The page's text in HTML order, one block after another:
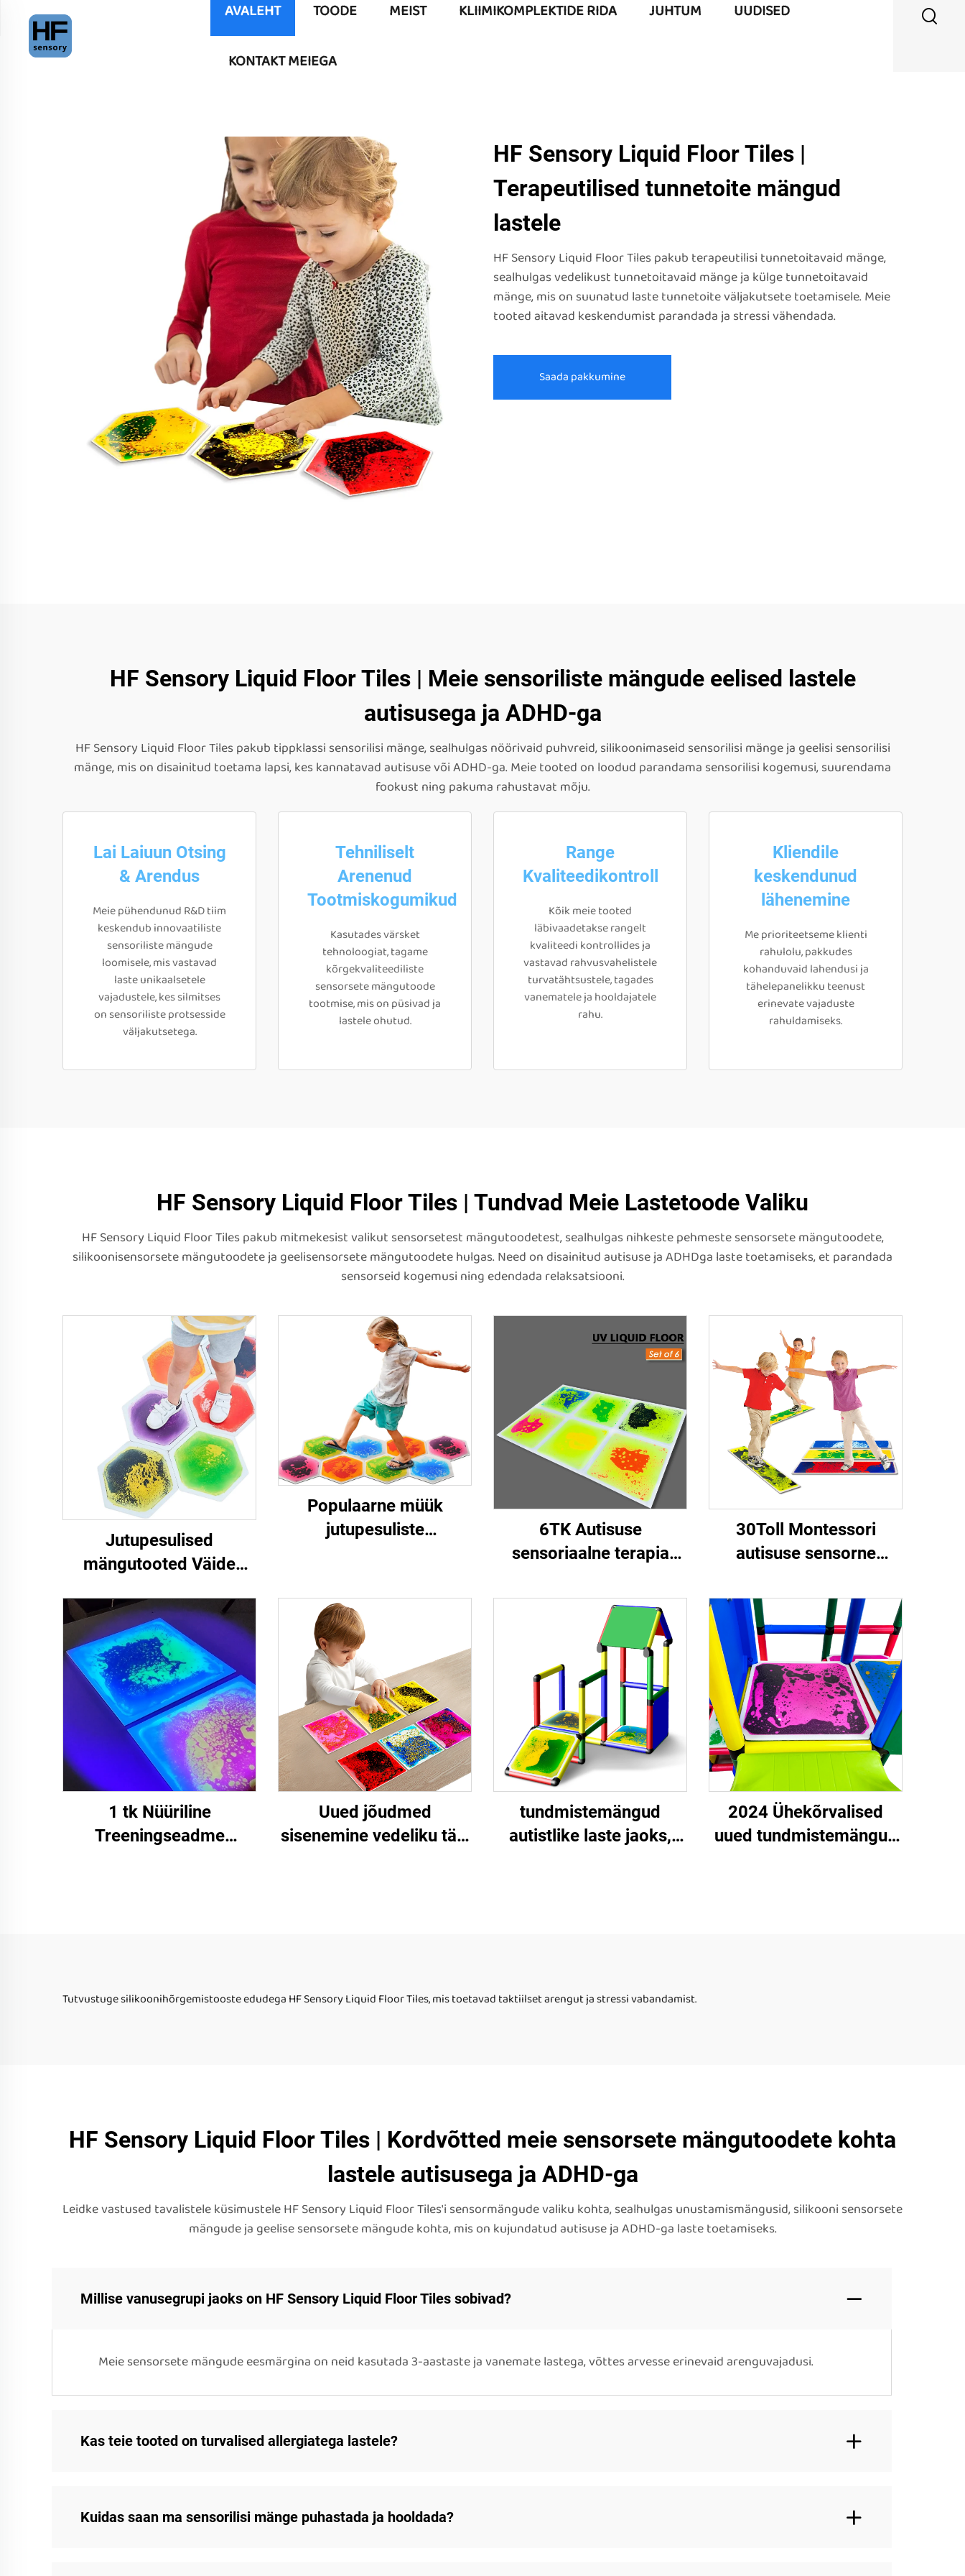
AVALEHT TOODE MEIST KLIIMIKOMPLEKTIDE RIDA JUHTUM UUDISED
KONTAKT MEIEGA
HF Sensory Liquid Floor Tiles |
Terapeutilised tunnetoite mängud
lastele
HF Sensory Liquid Floor Tiles pakub terapeutilisi tunnetoitavaid mänge,
sealhulgas vedelikust tunnetoitavaid mänge ja külge tunnetoitavaid
mänge, mis on suunatud laste tunnetoite väljakutsete toetamisele. Meie
tooted aitavad keskendumist parandada ja stressi vähendada.
Saada pakkumine
HF Sensory Liquid Floor Tiles | Meie sensoriliste mängude eelised lastele
autisusega ja ADHD-ga
HF Sensory Liquid Floor Tiles pakub tippklassi sensorilisi mänge, sealhulgas nöörivaid puhvreid, silikoonimaseid sensorilisi mänge ja geelisi sensorilisi
mänge, mis on disainitud toetama lapsi, kes kannatavad autisuse või ADHD-ga. Meie tooted on loodud parandama sensorilisi kogemusi, suurendama
fookust ning pakuma rahustavat mõju.
Lai Laiuun Otsing
& Arendus
Meie pühendunud R&D tiim
keskendub innovaatiliste
sensoriliste mängude
loomisele, mis vastavad
laste unikaalsetele
vajadustele, kes silmitses
on sensoriliste protsesside
väljakutsetega.
Tehniliselt
Arenenud
Tootmiskogumikud
Kasutades värsket
tehnoloogiat, tagame
kõrgekvaliteediliste
sensorsete mängutoode
tootmise, mis on püsivad ja
lastele ohutud.
Range
Kvaliteedikontroll
Kõik meie tooted
läbivaadetakse rangelt
kvaliteedi kontrollides ja
vastavad rahvusvahelistele
turvatähtsustele, tagades
vanematele ja hooldajatele
rahu.
Kliendile
keskendunud
lähenemine
Me prioriteetseme klienti
rahulolu, pakkudes
kohanduvaid lahendusi ja
tähelepanelikku teenust
erinevate vajaduste
rahuldamiseks.
HF Sensory Liquid Floor Tiles | Tundvad Meie Lastetoode Valiku
HF Sensory Liquid Floor Tiles pakub mitmekesist valikut sensorsetest mängutoodetest, sealhulgas nihkeste pehmeste sensorsete mängutoodete,
silikoonisensorsete mängutoodete ja geelisensorsete mängutoodete hulgas. Need on disainitud autisuse ja ADHDga laste toetamiseks, et parandada
sensorseid kogemusi ning edendada relaksatsiooni.
Jutupesulised
mängutooted Väide
kettaplaadid
Lavapuhmipuss
Hexagon väide talu
plaadi Stressi
vabastamiseks
Populaarne müük
jutupesuliste
Interaktiivne hexagon
väide talu plaadi
Lavapuhmipuss Laste
mängituba talu mati
Autistlike laste jaoks
6TK Autisuse
sensoriaalne terapia
mängud UV sensoriaalne
mat sensoriaalsed
mängud eriolude lastele
autisusega
30Toll Montessori
autisuse sensorne
vedeliku trampliin 1TK
sensorne mänguvahend
autistlikele lastele
1 tk Nüüriline
Treeningseadme
Uued jõudmed
sisenemine vedeliku täis
tundmistemängud
autistlike laste jaoks,
jaoks
2024 Ühekõrvalised
uued tundmistemängud
Tutvustuge silikoonihõrgemistooste edudega HF Sensory Liquid Floor Tiles, mis toetavad taktiilset arengut ja stressi vabandamist.
HF Sensory Liquid Floor Tiles | Kordvõtted meie sensorsete mängutoodete kohta
lastele autisusega ja ADHD-ga
Leidke vastused tavalistele küsimustele HF Sensory Liquid Floor Tiles'i sensormängude valiku kohta, sealhulgas unustamismängusid, silikooni sensorsete
mängude ja geelise sensorsete mängude kohta, mis on kujundatud autisuse ja ADHD-ga laste toetamiseks.
Millise vanusegrupi jaoks on HF Sensory Liquid Floor Tiles sobivad?
Meie sensorsete mängude eesmärgina on neid kasutada 3-aastaste ja vanemate lastega, võttes arvesse erinevaid arenguvajadusi.
Kas teie tooted on turvalised allergiatega lastele?
Kuidas saan ma sensorilisi mänge puhastada ja hooldada?